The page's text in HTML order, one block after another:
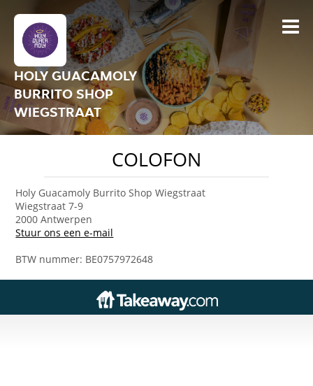
HOLY GUACAMOLY
BURRITO SHOP
WIEGSTRAAT
COLOFON
Holy Guacamoly Burrito Shop Wiegstraat
Wiegstraat 7-9
2000 Antwerpen
Stuur ons een e-mail
BTW nummer: BE0757972648